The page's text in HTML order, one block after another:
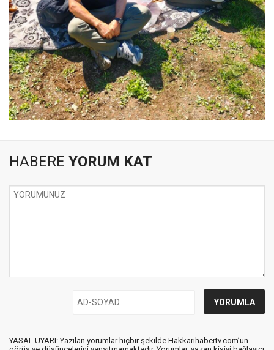
HABERE YORUM KAT
YASAL UYARI: Yazılan yorumlar hiçbir şekilde Hakkarihabertv.com’un